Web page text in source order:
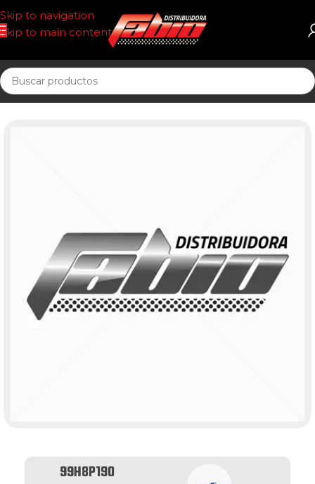
Skip to navigation
Skip to main content
Inicio CORREAS AUT. POSIT DR
99H8P190